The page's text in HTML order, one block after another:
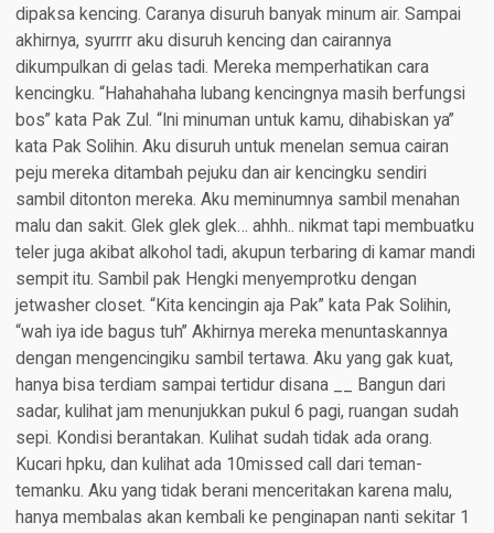
dipaksa kencing. Caranya disuruh banyak minum air. Sampai
akhirnya, syurrrr aku disuruh kencing dan cairannya
dikumpulkan di gelas tadi. Mereka memperhatikan cara
kencingku. “Hahahahaha lubang kencingnya masih berfungsi
bos” kata Pak Zul. “Ini minuman untuk kamu, dihabiskan ya”
kata Pak Solihin. Aku disuruh untuk menelan semua cairan
peju mereka ditambah pejuku dan air kencingku sendiri
sambil ditonton mereka. Aku meminumnya sambil menahan
malu dan sakit. Glek glek glek… ahhh.. nikmat tapi membuatku
teler juga akibat alkohol tadi, akupun terbaring di kamar mandi
sempit itu. Sambil pak Hengki menyemprotku dengan
jetwasher closet. “Kita kencingin aja Pak” kata Pak Solihin,
“wah iya ide bagus tuh” Akhirnya mereka menuntaskannya
dengan mengencingiku sambil tertawa. Aku yang gak kuat,
hanya bisa terdiam sampai tertidur disana __ Bangun dari
sadar, kulihat jam menunjukkan pukul 6 pagi, ruangan sudah
sepi. Kondisi berantakan. Kulihat sudah tidak ada orang.
Kucari hpku, dan kulihat ada 10missed call dari teman-
temanku. Aku yang tidak berani menceritakan karena malu,
hanya membalas akan kembali ke penginapan nanti sekitar 1